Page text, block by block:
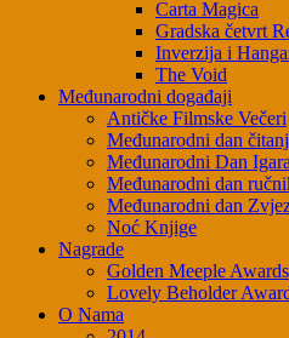
Carta Magica
Gradska četvrt
Inverzija i
The Void
Međunarodni događaji
Antičke Filmske Večeri
Međunarodni dan
Međunarodni Dan
Međunarodni dan
Međunarodni dan
Noć Knjige
Nagrade
Golden Meeple Awards
Lovely Beholder
O Nama